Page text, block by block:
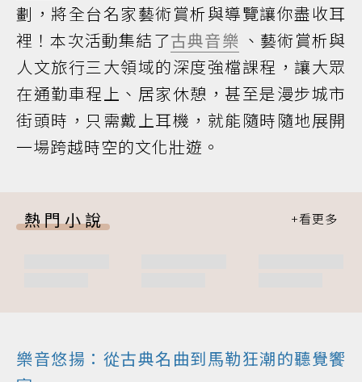
劃，將全台名家藝術賞析與導覽讓你盡收耳
裡！本次活動集結了古典音樂 、藝術賞析與
人文旅行三大領域的深度強檔課程，讓大眾
在通勤車程上、居家休憩，甚至是漫步城市
街頭時，只需戴上耳機，就能隨時隨地展開
一場跨越時空的文化壯遊。
熱門小說
樂音悠揚：從古典名曲到馬勒狂潮的聽覺饗